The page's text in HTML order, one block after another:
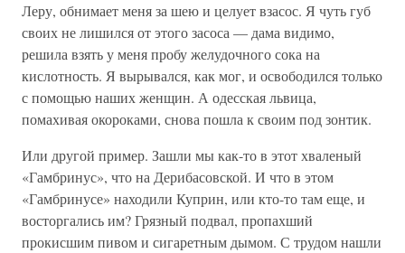
Леру, обнимает меня за шею и целует взасос. Я чуть губ
своих не лишился от этого засоса — дама видимо,
решила взять у меня пробу желудочного сока на
кислотность. Я вырывался, как мог, и освободился только
с помощью наших женщин. А одесская львица,
помахивая окороками, снова пошла к своим под зонтик.
Или другой пример. Зашли мы как-то в этот хваленый
«Гамбринус», что на Дерибасовской. И что в этом
«Гамбринусе» находили Куприн, или кто-то там еще, и
восторгались им? Грязный подвал, пропахший
прокисшим пивом и сигаретным дымом. С трудом нашли